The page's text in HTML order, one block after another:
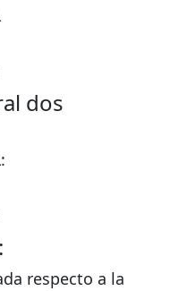
dos
respecto a la